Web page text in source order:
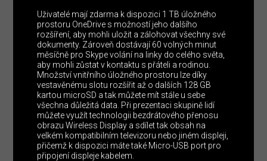
Uživatelé mají zdarma k dispozici 1 TB úložného
prostoru OneDrive s možností jeho dalšího
rozšíření, aby mohli uložit a zálohovat všechny své
dokumenty. Zároveň dostávají 60 volných minut
měsíčně pro Skype volání na linky do celého světa,
aby mohli zůstat v kontaktu s přáteli a rodinou.
Množství vnitřního úložného prostoru lze díky
vestavěnému slotu rozšířit až o dalších 128 GB
kartou microSD a tak můžete mít stále u sebe
všechna důležitá data. Při prezentaci skupině lidí
můžete využít technologii bezdrátového přenosu
obrazu Wireless Display a sdílet tak obsah na
velkém kompatibilním televizoru nebo jiném displeji,
přičemž k dispozici máte také Micro-USB port pro
připojení displeje kabelem.